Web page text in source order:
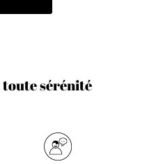
sérénité